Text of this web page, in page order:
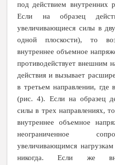
под действием внутренних
Если на образец
увеличивающиеся силы в
одной плоскости), то
внутреннее объемное
противодействует внешним
действия и вызывает
в третьем направлении, где
(рис. 4). Если на образец
силы в трех направлениях,
внутреннее объемное
неограниченное
увеличивающимся
никогда. Если же